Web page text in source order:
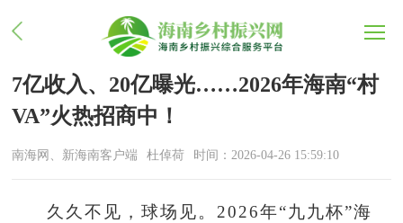
7亿收入、20亿曝光……2026年海南“村
VA”火热招商中！
南海网、新海南客户端 杜倬荷 时间：2026-04-26 15:59:10
久久不见，球场见。2026年“九九杯”海